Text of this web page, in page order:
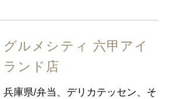
グルメシティ 六甲アイ
ランド店
兵庫県/弁当、デリカテッセン、そ